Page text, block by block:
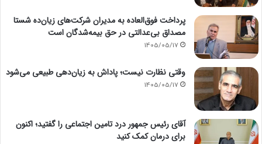
پرداخت فوق‌العاده به مدیران شرکت‌های زیان‌ده شستا
مصداق بی‌عدالتی در حق بیمه‌شدگان است
1405/05/17
وقتی نظارت نیست؛ پاداش به زیان‌دهی طبیعی می‌شود
1405/05/17
آقای رئیس جمهور درد تامین اجتماعی را گفتید؛ اکنون
برای درمان کمک کنید